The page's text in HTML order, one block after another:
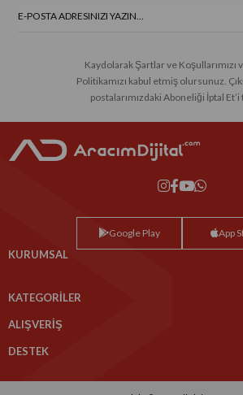
Kaydolarak Şartlar ve Koşullarımızı
Politikamızı kabul etmiş olursunuz.
postalarımızdaki Aboneliği İptal Et’i
Google Play App
KURUMSAL
KATEGORİLER
ALIŞVERİŞ
DESTEK